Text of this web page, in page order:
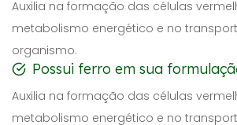
Auxilia na formação das células
metabolismo energético e no
organismo.
Possui ferro em sua
Auxilia na formação das células
metabolismo energético e no